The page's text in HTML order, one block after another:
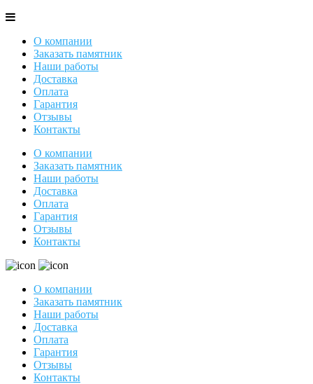
О компании
Заказать памятник
Наши работы
Доставка
Оплата
Гарантия
Отзывы
Контакты
О компании
Заказать памятник
Наши работы
Доставка
Оплата
Гарантия
Отзывы
Контакты
О компании
Заказать памятник
Наши работы
Доставка
Оплата
Гарантия
Отзывы
Контакты